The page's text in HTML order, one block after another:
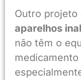
Outro projeto
aparelhos
não têm o